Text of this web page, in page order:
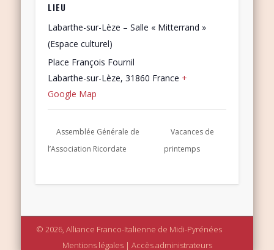
LIEU
Labarthe-sur-Lèze – Salle « Mitterrand »
(Espace culturel)
Place François Fournil
Labarthe-sur-Lèze, 31860 France +
Google Map
Assemblée Générale de
l’Association Ricordate
Vacances de
printemps
© 2026, Alliance Franco-Italienne de Midi-Pyrénées
Mentions légales| Accès administrateurs